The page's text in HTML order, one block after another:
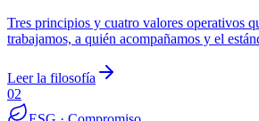
Tres principios y cuatro valores operativos
trabajamos, a quién acompañamos y el
Leer la filosofía
02